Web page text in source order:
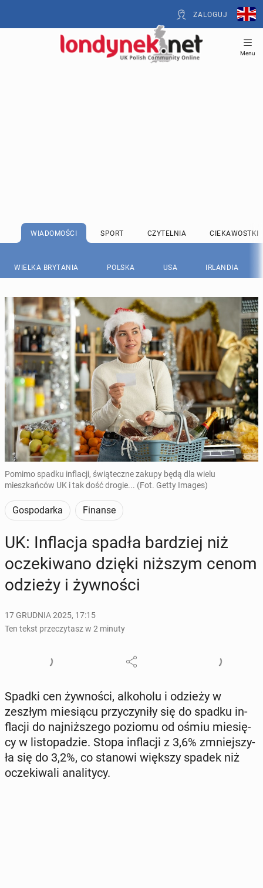
ZALOGUJ
Menu
WIADOMOŚCI SPORT CZYTELNIA CIEKAWOSTKI
WIELKA BRYTANIA POLSKA USA IRLANDIA
Pomimo spadku inflacji, świąteczne zakupy będą dla wielu
mieszkańców UK i tak dość drogie... (Fot. Getty Images)
Gospodarka Finanse
UK: In­fla­cja spadła bar­dziej niż
ocze­ki­wa­no dzięki niższym cenom
odzieży i żyw­no­ści
17 GRUDNIA 2025, 17:15
Ten tekst przeczytasz w 2 minuty
Spadki cen żyw­no­ści, al­ko­ho­lu i odzieży w
zeszłym mie­sią­cu przy­czy­ni­ły się do spadku in­
fla­cji do naj­niż­sze­go poziomu od ośmiu mie­się­
cy w li­sto­pa­dzie. Stopa in­fla­cji z 3,6% zmniej­szy­
ła się do 3,2%, co stanowi większy spadek niż
ocze­ki­wa­li ana­li­ty­cy.